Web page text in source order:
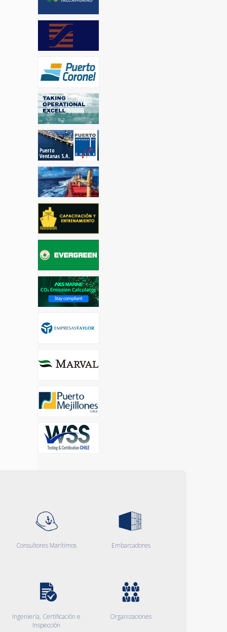
Consultores Marítimos Embarcadores
Ingeniería, Certificación e
Inspección
Organizaciones